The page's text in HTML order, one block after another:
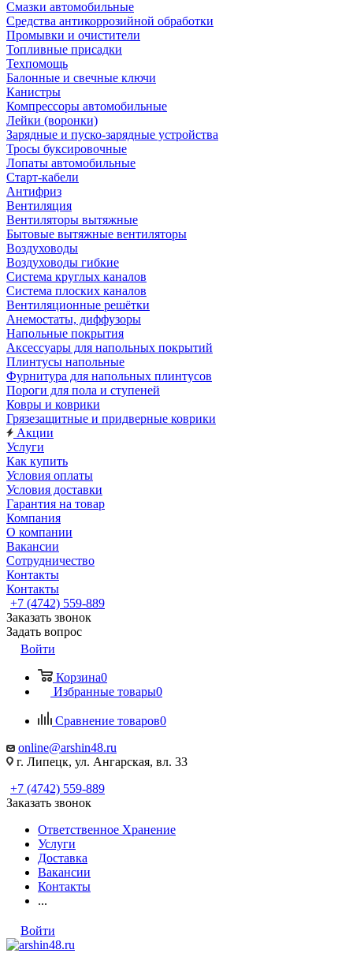
Смазки автомобильные
Средства антикоррозийной обработки
Промывки и очистители
Топливные присадки
Техпомощь
Балонные и свечные ключи
Канистры
Компрессоры автомобильные
Лейки (воронки)
Зарядные и пуско-зарядные устройства
Тросы буксировочные
Лопаты автомобильные
Старт-кабели
Антифриз
Вентиляция
Вентиляторы вытяжные
Бытовые вытяжные вентиляторы
Воздуховоды
Воздуховоды гибкие
Система круглых каналов
Система плоских каналов
Вентиляционные решётки
Анемостаты, диффузоры
Напольные покрытия
Аксессуары для напольных покрытий
Плинтусы напольные
Фурнитура для напольных плинтусов
Пороги для пола и ступеней
Ковры и коврики
Грязезащитные и придверные коврики
Акции
Услуги
Как купить
Условия оплаты
Условия доставки
Гарантия на товар
Компания
О компании
Вакансии
Сотрудничество
Контакты
Контакты
+7 (4742) 559-889
Заказать звонок
Задать вопрос
Войти
Корзина0
Избранные товары0
Сравнение товаров0
online@arshin48.ru
г. Липецк, ул. Ангарская, вл. 33
+7 (4742) 559-889
Заказать звонок
Ответственное Хранение
Услуги
Доставка
Вакансии
Контакты
...
Войти